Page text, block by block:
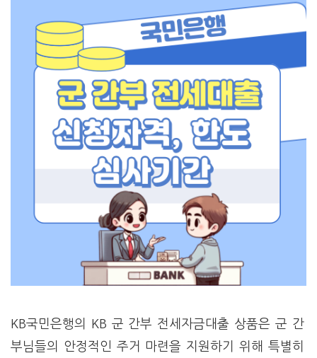
KB국민은행의 KB 군 간부 전세자금대출 상품은 군 간
부님들의 안정적인 주거 마련을 지원하기 위해 특별히